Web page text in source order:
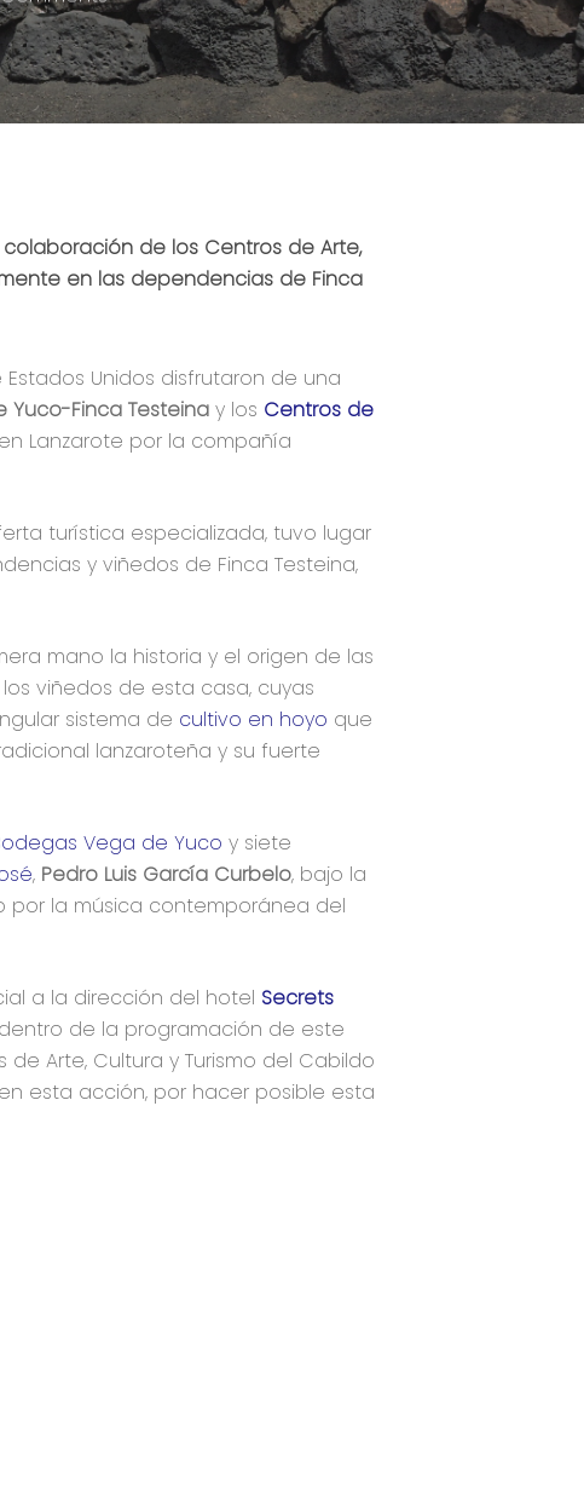
de los Centros de Arte,
en las dependencias de Finca
Unidos disfrutaron de una
Yuco-Finca Testeina y los Centros de
Lanzarote por la compañía
turística especializada, tuvo lugar
y viñedos de Finca Testeina,
mano la historia y el origen de las
viñedos de esta casa, cuyas
sistema de cultivo en hoyo que
lanzaroteña y su fuerte
Vega de Yuco y siete
, Pedro Luis García Curbelo, bajo la
por la música contemporánea del
a la dirección del hotel Secrets
de la programación de este
Arte, Cultura y Turismo del Cabildo
esta acción, por hacer posible esta